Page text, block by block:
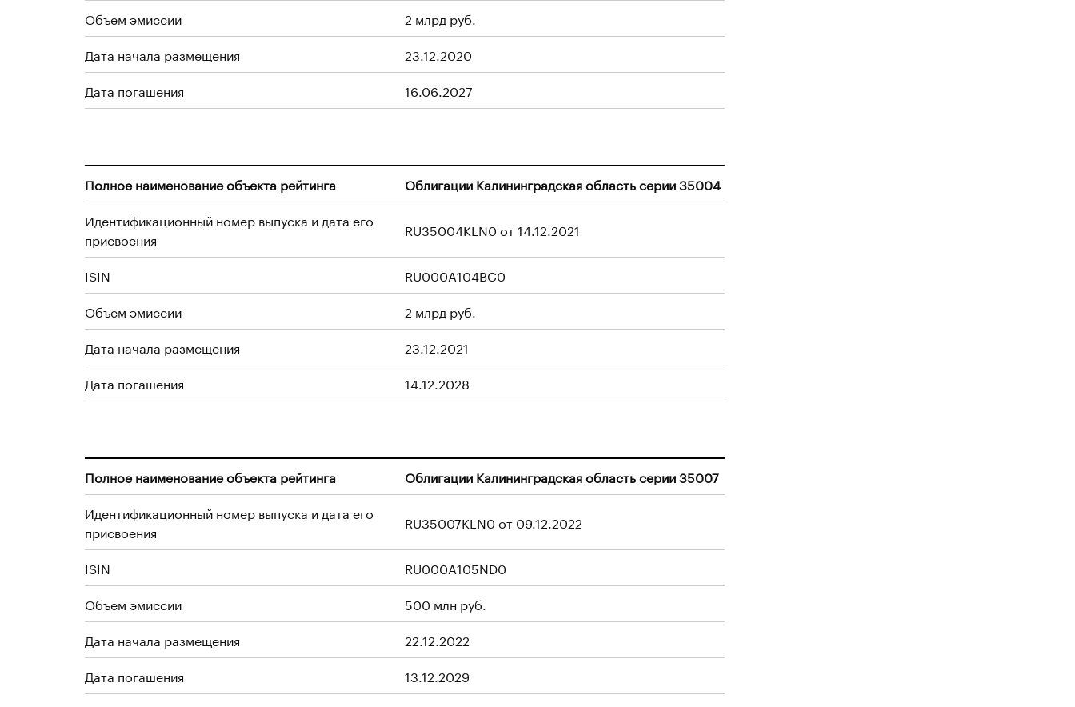
Объем эмиссии
2 млрд руб.
Дата начала размещения
23.12.2020
Дата погашения
16.06.2027
Полное наименование объекта рейтинга
Облигации Калининградская область серии 35004
Идентификационный номер выпуска и дата его
присвоения
RU35004KLN0 от 14.12.2021
ISIN
RU000A104BC0
Объем эмиссии
2 млрд руб.
Дата начала размещения
23.12.2021
Дата погашения
14.12.2028
Полное наименование объекта рейтинга
Облигации Калининградская область серии 35007
Идентификационный номер выпуска и дата его
присвоения
RU35007KLN0 от 09.12.2022
ISIN
RU000A105ND0
Объем эмиссии
500 млн руб.
Дата начала размещения
22.12.2022
Дата погашения
13.12.2029